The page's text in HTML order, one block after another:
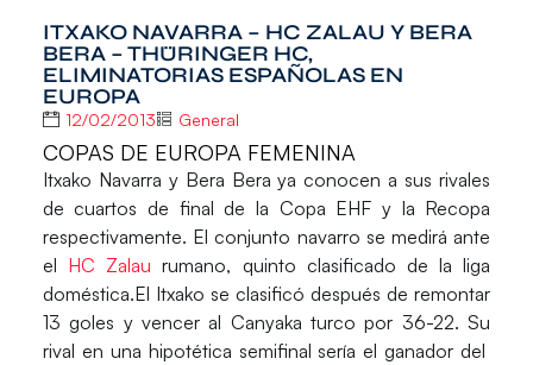
ITXAKO NAVARRA – HC ZALAU Y BERA
BERA – THÜRINGER HC,
ELIMINATORIAS ESPAÑOLAS EN
EUROPA
12/02/2013 General
COPAS DE EUROPA FEMENINA
Itxako Navarra y Bera Bera ya conocen a sus rivales
de cuartos de final de la Copa EHF y la Recopa
respectivamente. El conjunto navarro se medirá ante
el HC Zalau rumano, quinto clasificado de la liga
doméstica.El Itxako se clasificó después de remontar
13 goles y vencer al Canyaka turco por 36-22. Su
rival en una hipotética semifinal sería el ganador del